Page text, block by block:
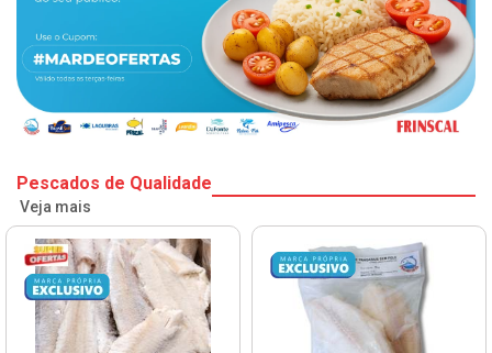
Pescados de Qualidade
Veja mais